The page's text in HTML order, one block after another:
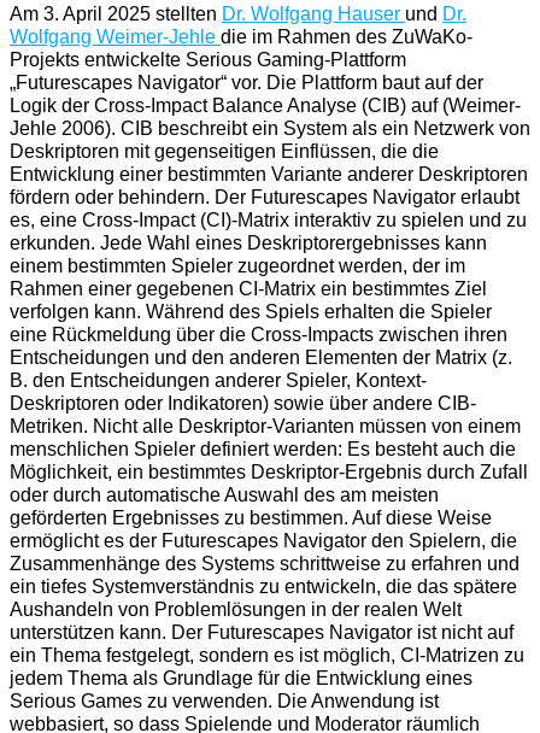
Am 3. April 2025 stellten Dr. Wolfgang Hauser und Dr.
Wolfgang Weimer-Jehle die im Rahmen des ZuWaKo-
Projekts entwickelte Serious Gaming-Plattform
„Futurescapes Navigator“ vor. Die Plattform baut auf der
Logik der Cross-Impact Balance Analyse (CIB) auf (Weimer-
Jehle 2006). CIB beschreibt ein System als ein Netzwerk von
Deskriptoren mit gegenseitigen Einflüssen, die die
Entwicklung einer bestimmten Variante anderer Deskriptoren
fördern oder behindern. Der Futurescapes Navigator erlaubt
es, eine Cross-Impact (CI)-Matrix interaktiv zu spielen und zu
erkunden. Jede Wahl eines Deskriptorergebnisses kann
einem bestimmten Spieler zugeordnet werden, der im
Rahmen einer gegebenen CI-Matrix ein bestimmtes Ziel
verfolgen kann. Während des Spiels erhalten die Spieler
eine Rückmeldung über die Cross-Impacts zwischen ihren
Entscheidungen und den anderen Elementen der Matrix (z.
B. den Entscheidungen anderer Spieler, Kontext-
Deskriptoren oder Indikatoren) sowie über andere CIB-
Metriken. Nicht alle Deskriptor-Varianten müssen von einem
menschlichen Spieler definiert werden: Es besteht auch die
Möglichkeit, ein bestimmtes Deskriptor-Ergebnis durch Zufall
oder durch automatische Auswahl des am meisten
geförderten Ergebnisses zu bestimmen. Auf diese Weise
ermöglicht es der Futurescapes Navigator den Spielern, die
Zusammenhänge des Systems schrittweise zu erfahren und
ein tiefes Systemverständnis zu entwickeln, die das spätere
Aushandeln von Problemlösungen in der realen Welt
unterstützen kann. Der Futurescapes Navigator ist nicht auf
ein Thema festgelegt, sondern es ist möglich, CI-Matrizen zu
jedem Thema als Grundlage für die Entwicklung eines
Serious Games zu verwenden. Die Anwendung ist
webbasiert, so dass Spielende und Moderator räumlich